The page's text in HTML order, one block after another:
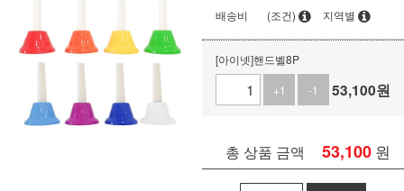
배송비
(조건) 지역별
[아이넷]핸드벨8P
+1
-1 53,100원
총 상품 금액 53,100 원